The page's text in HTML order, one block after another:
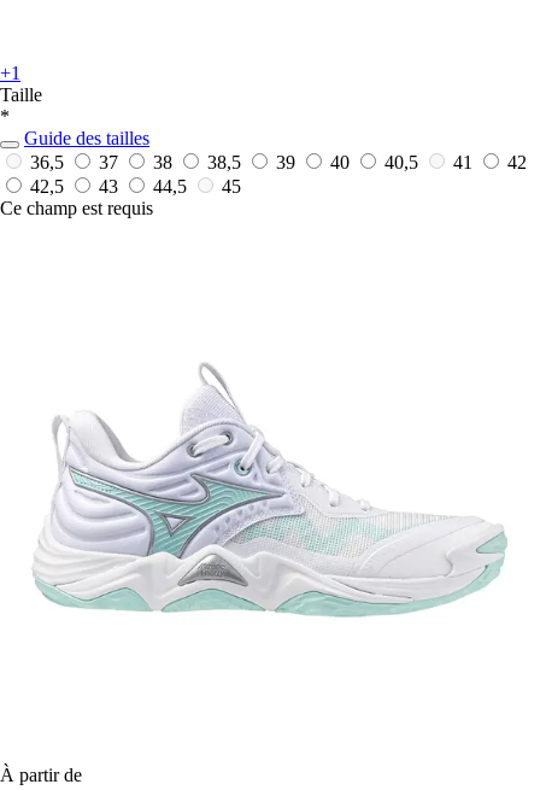
+1
Taille
*
Guide des tailles
36,5
37 38 38,5 39 40 40,5 41
42
42,5
43 44,5
45
Ce champ est requis
À partir de